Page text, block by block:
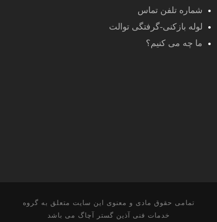
شماره تلفن تماس
لوله بازکنی-گرفتگی توالت
ما چه می کنیم؟
تمامی حقوق مادی و معنوی این سایت متعلق به گروه
خدمات فنی آذین گستر آچاگ می باشد